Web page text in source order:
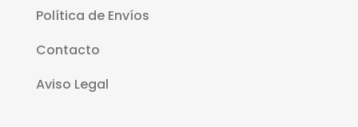
Política de Envíos
Contacto
Aviso Legal